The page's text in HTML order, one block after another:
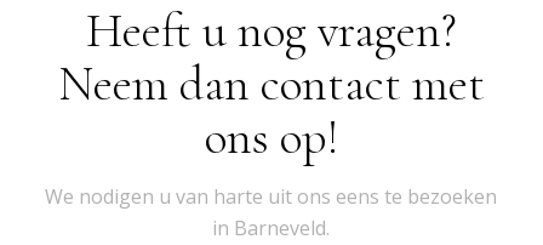
Heeft u nog vragen?
Neem dan contact met
ons op!
We nodigen u van harte uit ons eens te bezoeken
in Barneveld.